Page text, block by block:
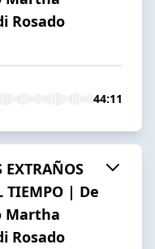
Rosado
44:11
EXTRAÑOS
TIEMPO | De
Martha
Rosado